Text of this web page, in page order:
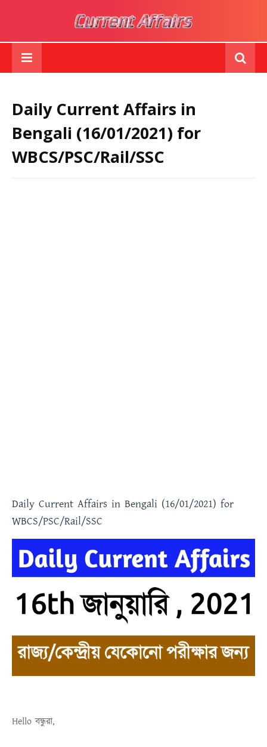
Daily Current Affairs in
Bengali (16/01/2021) for
WBCS/PSC/Rail/SSC
Daily Current Affairs in Bengali (16/01/2021) for
WBCS/PSC/Rail/SSC
Helloবন্ধুরা,